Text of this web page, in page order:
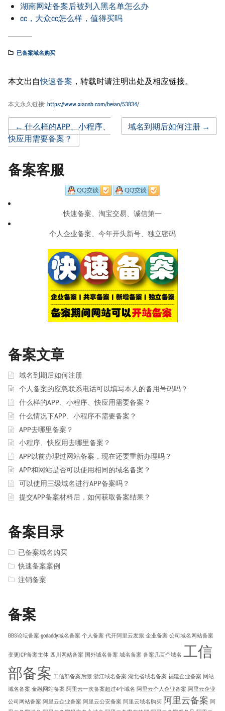
湖南网站备案后被列入黑名单怎么办
cc，大众cc怎么样，值得买吗
已备案域名购买
本文出自快速备案 ，转载时请注明出处及相应链接。
本文永久链接: https://www.xiaosb.com/beian/53834/
Post
navigation
← 什么样的APP、小程序、
快应用需要备案？
域名到期后如何注册 →
备案客服
快速备案、淘宝交易、诚信第一
个人企业备案、今年开头新号、独立密码
备案文章
域名到期后如何注册
个人备案的应急联系电话可以填写本人的备用号码吗？
什么样的APP、小程序、快应用需要备案？
什么情况下APP、小程序不需要备案？
APP去哪里备案？
小程序、快应用去哪里备案？
APP以前办理过网站备案，现在还要重新办理吗？
APP和网站是否可以使用相同的域名备案？
可以使用三级域名进行APP备案吗？
提交APP备案材料后，如何获取备案结果？
备案目录
已备案域名购买
快速备案案例
注销备案
备案
BBS论坛备案 godaddy域名备案 个人备案 代开阿里云发票 企业备案 公司域名网站备案
变更ICP备案主体 四川网站备案 国外域名备案 域名备案 备案几百个域名 工信
部备案 工信部备案后缀 浙江域名备案 湖北省域名备案 福建企业备案 网站
域名备案 金融网站备案 阿里云一次备案超过4个域名 阿里云个人企业备案 阿里云企业
公司网站备案 阿里云企业备案 阿里云公安备案 阿里云域名购买 阿里云备案 阿